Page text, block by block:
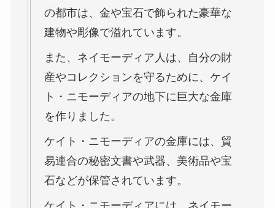
の都市は、金や宝石で飾られた豪華な
建物や彫像で溢れています。
また、ネイモーディア人は、自分の財
産やコレクションを守るために、ケイ
ト・ニモーディアの地下に巨大な金庫
を作りました。
ケイト・ニモーディアの金庫には、貿
易連合の秘密文書や武器、美術品や宝
石などが保管されています。
ケイト・ニモーディアには、ネイモー